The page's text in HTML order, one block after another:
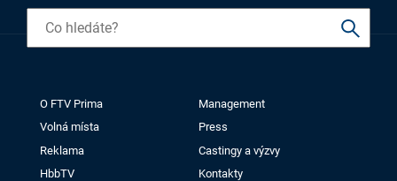
O FTV Prima
Management
Volná místa
Press
Reklama
Castingy a výzvy
HbbTV
Kontakty